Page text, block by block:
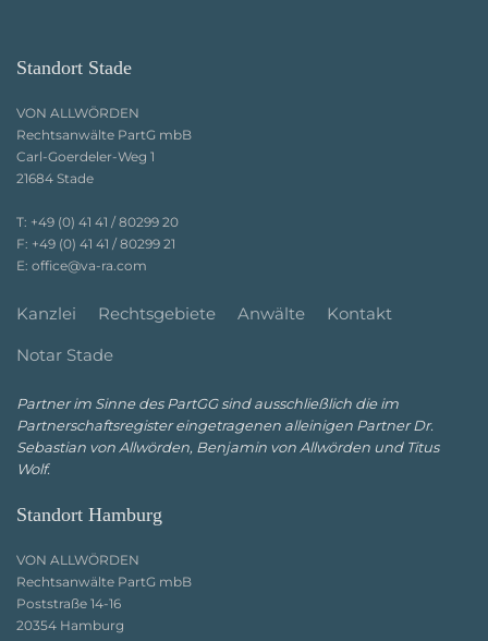
Standort Stade
VON ALLWÖRDEN
Rechtsanwälte PartG mbB
Carl-Goerdeler-Weg 1
21684 Stade
T: +49 (0) 41 41 / 80299 20
F: +49 (0) 41 41 / 80299 21
E: office@va-ra.com
Kanzlei Rechtsgebiete Anwälte
Kontakt
Notar Stade
Partner im Sinne des PartGG sind ausschließlich die im
Partnerschaftsregister eingetragenen alleinigen Partner Dr.
Sebastian von Allwörden, Benjamin von Allwörden und Titus
Wolf.
Standort Hamburg
VON ALLWÖRDEN
Rechtsanwälte PartG mbB
Poststraße 14-16
20354 Hamburg